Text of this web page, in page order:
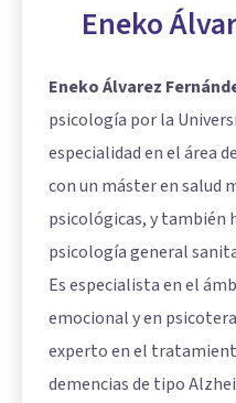
Eneko
Eneko Álvarez
psicología por la
especialidad en el área
con un máster en salud
psicológicas, y también
psicología general
Es especialista en el
emocional y en
experto en el
demencias de tipo